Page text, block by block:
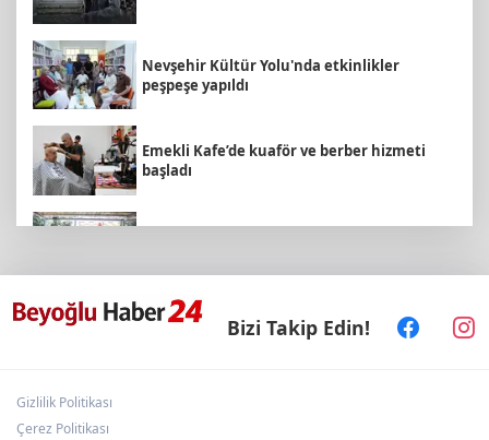
Nevşehir Kültür Yolu'nda etkinlikler
peşpeşe yapıldı
Emekli Kafe’de kuaför ve berber hizmeti
başladı
KARBEM’den LGS’de yüzde 95,7 başarı
Bizi Takip Edin!
Gizlilik Politikası
Çerez Politikası